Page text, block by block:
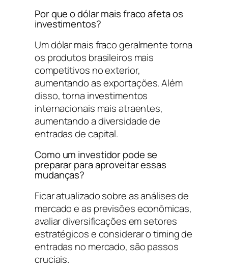
Por que o dólar mais fraco afeta os
investimentos?
Um dólar mais fraco geralmente torna
os produtos brasileiros mais
competitivos no exterior,
aumentando as exportações. Além
disso, torna investimentos
internacionais mais atraentes,
aumentando a diversidade de
entradas de capital.
Como um investidor pode se
preparar para aproveitar essas
mudanças?
Ficar atualizado sobre as análises de
mercado e as previsões econômicas,
avaliar diversificações em setores
estratégicos e considerar o timing de
entradas no mercado, são passos
cruciais.